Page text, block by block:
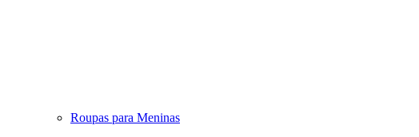
Roupas para Meninas